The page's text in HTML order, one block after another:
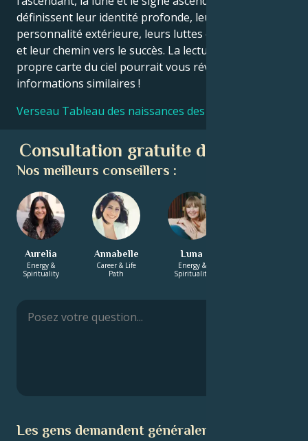
définissent leur identité profonde, leur ego, leur
personnalité extérieure, leurs luttes émotionnelles
et leur chemin vers le succès. La lecture de votre
propre carte du ciel pourrait vous révéler des
informations similaires !
Verseau Tableau des naissances des célébrités
Consultation gratuite d'astrologie
Nos meilleurs conseillers :
Aurelia
Energy &
Spirituality
Annabelle
Career & Life
Path
Luna
Energy &
Spirituality
Les gens demandent généralement :